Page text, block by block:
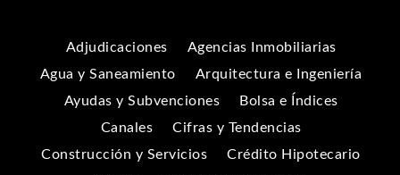
Adjudicaciones
Agencias Inmobiliarias
Agua y Saneamiento
Arquitectura e Ingeniería
Ayudas y Subvenciones
Bolsa e Índices
Canales
Cifras y Tendencias
Construcción y Servicios
Crédito Hipotecario